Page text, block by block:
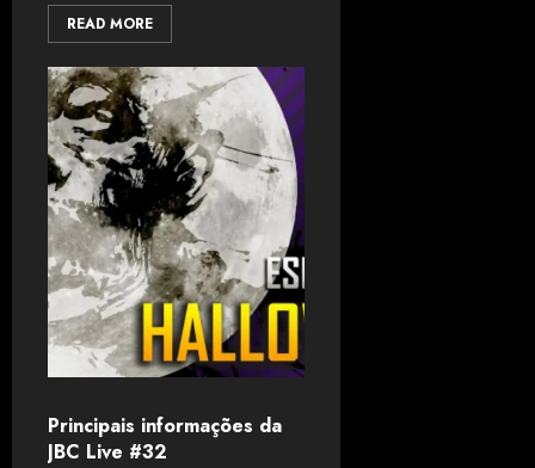
READ MORE
Principais informações da
JBC Live #32